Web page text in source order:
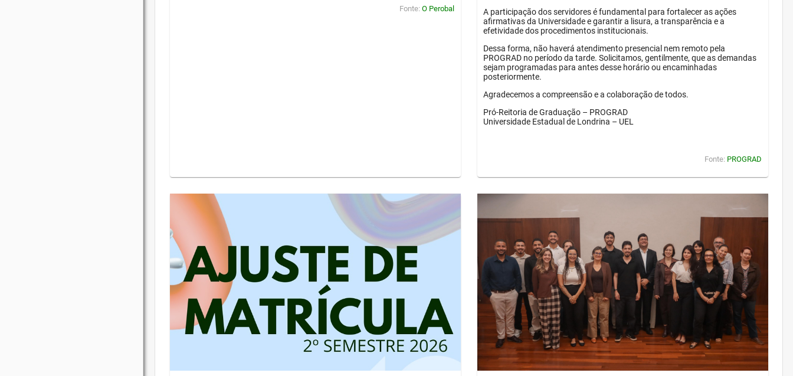
Fonte: O Perobal
A participação dos servidores é fundamental para fortalecer as ações
afirmativas da Universidade e garantir a lisura, a transparência e a
efetividade dos procedimentos institucionais.
Dessa forma, não haverá atendimento presencial nem remoto pela
PROGRAD no período da tarde. Solicitamos, gentilmente, que as demandas
sejam programadas para antes desse horário ou encaminhadas
posteriormente.
Agradecemos a compreensão e a colaboração de todos.
Pró-Reitoria de Graduação – PROGRAD
Universidade Estadual de Londrina – UEL
Fonte: PROGRAD